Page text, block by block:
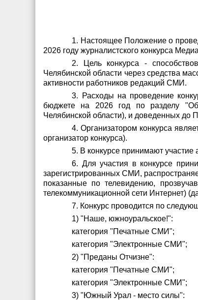
1. Настоящее Положение о
2026 году журналистского конкурса
2. Цель конкурса -
Челябинской области через средства
активности работников редакций СМИ.
3. Расходы на проведение
бюджете на 2026 год по разделу
Челябинской области), и доведенных до
4. Организатором конкурса
организатор конкурса).
5. В конкурсе принимают
6. Для участия в конкурсе
зарегистрированных СМИ,
показанные по телевидению,
телекоммуникационной сети Интернет)
7. Конкурс проводится по
1) "Наше, южноуральское!":
категория "Печатные СМИ";
категория "Электронные СМИ";
2) "Преданы Отчизне":
категория "Печатные СМИ";
категория "Электронные СМИ";
3) "Южный Урал - место силы":